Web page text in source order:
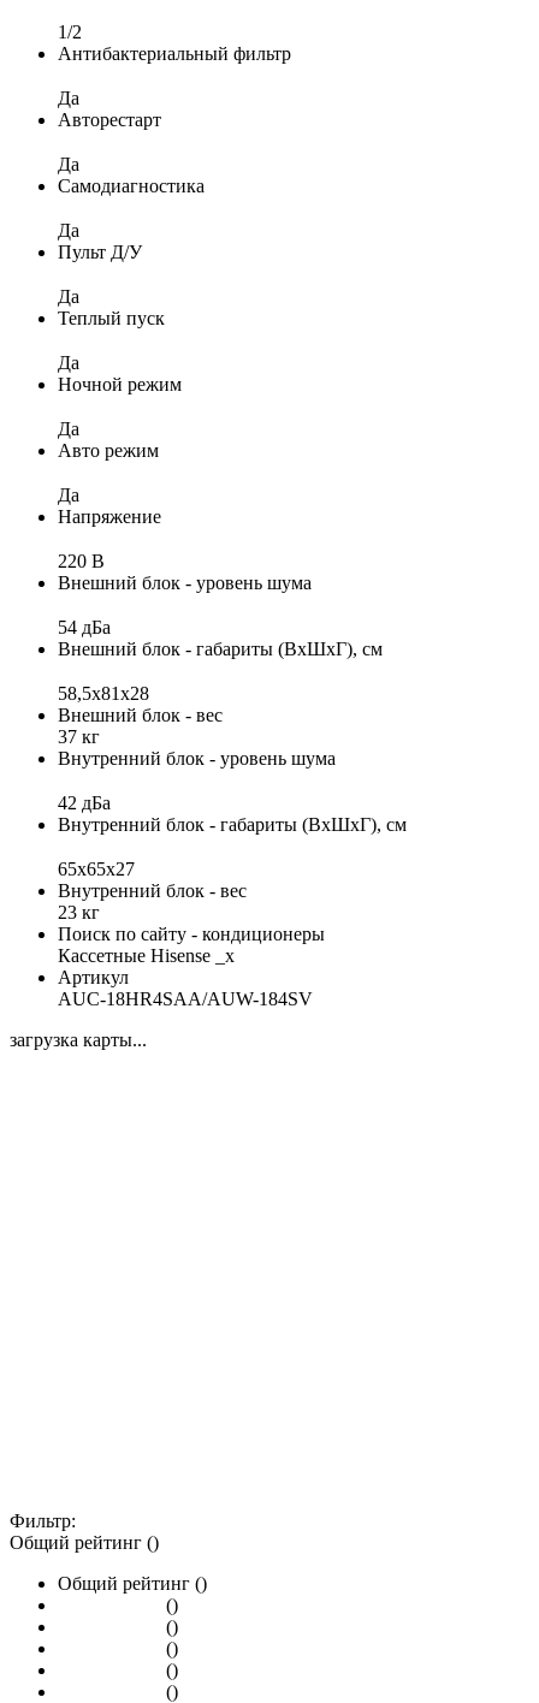
1/2
Антибактериальный фильтр
Да
Авторестарт
Да
Самодиагностика
Да
Пульт Д/У
Да
Теплый пуск
Да
Ночной режим
Да
Авто режим
Да
Напряжение
220 В
Внешний блок - уровень шума
54 дБа
Внешний блок - габариты (ВхШхГ), см
58,5х81х28
Внешний блок - вес
37 кг
Внутренний блок - уровень шума
42 дБа
Внутренний блок - габариты (ВхШхГ), см
65x65х27
Внутренний блок - вес
23 кг
Поиск по сайту - кондиционеры
Кассетные Hisense _x
Артикул
AUC-18HR4SAA/AUW-184SV
загрузка карты...
Фильтр:
Общий рейтинг ()
Общий рейтинг ()
()
()
()
()
()